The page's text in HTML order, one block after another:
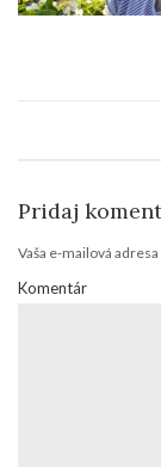
Pridaj
Vaša e-mailová
Komentár